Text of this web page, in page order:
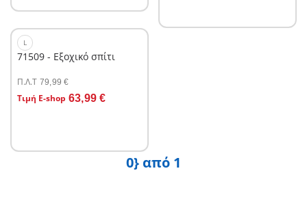
L
71509 - Εξοχικό σπίτι
Π.Λ.T 79,99 €
Τιμή E-shop 63,99 €
Στο καλάθι
0} από 1